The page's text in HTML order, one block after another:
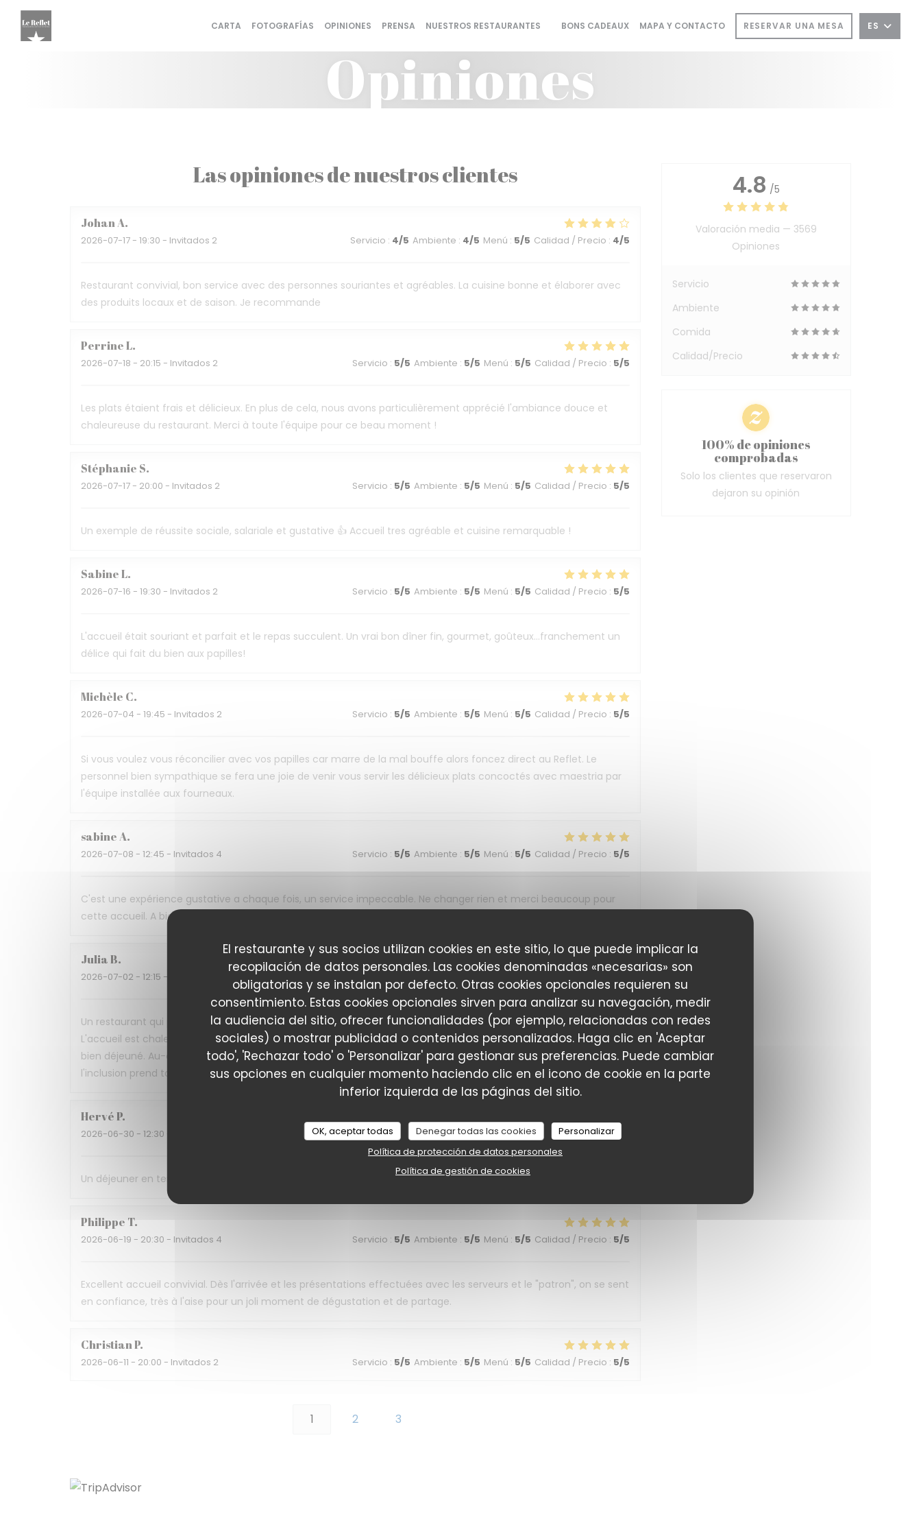
Personalización de sus opciones de cookies
El restaurante y sus socios utilizan cookies en este sitio, lo que puede implicar la
recopilación de datos personales. Las cookies denominadas «necesarias» son
obligatorias y se instalan por defecto. Otras cookies opcionales requieren su
consentimiento. Estas cookies opcionales sirven para analizar su navegación, medir
la audiencia del sitio, ofrecer funcionalidades (por ejemplo, relacionadas con redes
sociales) o mostrar publicidad o contenidos personalizados. Haga clic en 'Aceptar
todo', 'Rechazar todo' o 'Personalizar' para gestionar sus preferencias. Puede cambiar
sus opciones en cualquier momento haciendo clic en el icono de cookie en la parte
inferior izquierda de las páginas del sitio.
OK, aceptar todas Denegar todas las cookies
Personalizar
Política de protección de datos personales
Política de gestión de cookies
CARTA FOTOGRAFÍAS OPINIONES PRENSA NUESTROS RESTAURANTES
((ABRE EN UNA NUEVA VENTANA))
BONS CADEAUX((ABRE EN UNA NUEVA VENTANA))
MAPA Y CONTACTO RESERVAR UNA MESA ES
Opiniones
Las opiniones de nuestros clientes
JohanA
2026-07-17 - 19:30 - Invitados 2 Servicio : 4/5 Ambiente : 4/5 Menú : 5/5 Calidad / Precio : 4/5
Restaurant convivial, bon service avec des personnes souriantes et agréables. La cuisine bonne et élaborer avec
des produits locaux et de saison. Je recommande
PerrineL
2026-07-18 - 20:15 - Invitados 2 Servicio : 5/5 Ambiente : 5/5 Menú : 5/5 Calidad / Precio : 5/5
Les plats étaient frais et délicieux. En plus de cela, nous avons particulièrement apprécié l'ambiance douce et
chaleureuse du restaurant. Merci à toute l'équipe pour ce beau moment !
Stéphanie S
2026-07-17 - 20:00 - Invitados 2 Servicio : 5/5 Ambiente : 5/5 Menú : 5/5 Calidad / Precio : 5/5
Un exemple de réussite sociale, salariale et gustative 👍 Accueil tres agréable et cuisine remarquable !
SabineL
2026-07-16 - 19:30 - Invitados 2 Servicio : 5/5 Ambiente : 5/5 Menú : 5/5 Calidad / Precio : 5/5
L'accueil était souriant et parfait et le repas succulent. Un vrai bon dîner fin, gourmet, goûteux...franchement un
délice qui fait du bien aux papilles!
Michèle C
2026-07-04 - 19:45 - Invitados 2 Servicio : 5/5 Ambiente : 5/5 Menú : 5/5 Calidad / Precio : 5/5
Si vous voulez vous réconcilier avec vos papilles car marre de la mal bouffe alors foncez direct au Reflet. Le
personnel bien sympathique se fera une joie de venir vous servir les délicieux plats concoctés avec maestria par
l'équipe installée aux fourneaux.
sabineA
2026-07-08 - 12:45 - Invitados 4 Servicio : 5/5 Ambiente : 5/5 Menú : 5/5 Calidad / Precio : 5/5
C'est une expérience gustative a chaque fois, un service impeccable. Ne changer rien et merci beaucoup pour
cette accueil. A bientôt
JuliaB
2026-07-02 - 12:15 - Invitados 4 Servicio Ambiente 5 /5 /5 Calidad / Precio
Un restaurant qui prouve qu'on peut allier gastronomie, convivialité et inclusion avec beaucoup de réussite !
L'accueil est chaleureux, le service attentionné et réalisé avec beaucoup de professionnalisme. Nous avons très
bien déjeuné. Au-delà de la qualité de la cuisine, c'est aussi un établissement porteur de belles valeurs, où
l'inclusion prend tout son sens. Une très belle adresse que je recommande sans hésiter !
HervéP
2026-06-30 - 12:30 - Invitados 3 Servicio: Ambiente:5/5 Menú:5/5 Calidad / Precio:5
Un déjeuner en terrasse ombragée, une cuisine de qualité servie par une belle équipe et un patron très attentif
Philippe T
2026-06-19 - 20:30 - Invitados 4 Servicio : 5/5 Ambiente : 5/5 Menú : 5/5 Calidad / Precio : 5/5
Excellent accueil convivial. Dès l'arrivée et les présentations effectuées avec les serveurs et le "patron", on se sent
en confiance, très à l'aise pour un joli moment de dégustation et de partage.
ChristianP
2026-06-11 - 20:00 - Invitados 2 Servicio : 5/5 Ambiente : 5/5 Menú : 5/5 Calidad / Precio : 5/5
1 2 3
4.8 /5
Valoración media — 3569
Opiniones
Servicio
Ambiente
Comida
Calidad/Precio
100% de opiniones
comprobadas
Solo los clientes que reservaron
dejaron su opinión